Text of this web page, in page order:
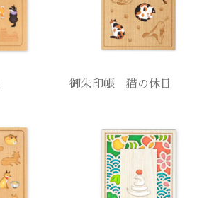
御朱印帳 猫の休日